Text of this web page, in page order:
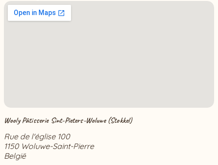
Wooly Pâtisserie Sint-Pieters-Woluwe (Stokkel)
Rue de l'église 100
1150 Woluwe-Saint-Pierre
België